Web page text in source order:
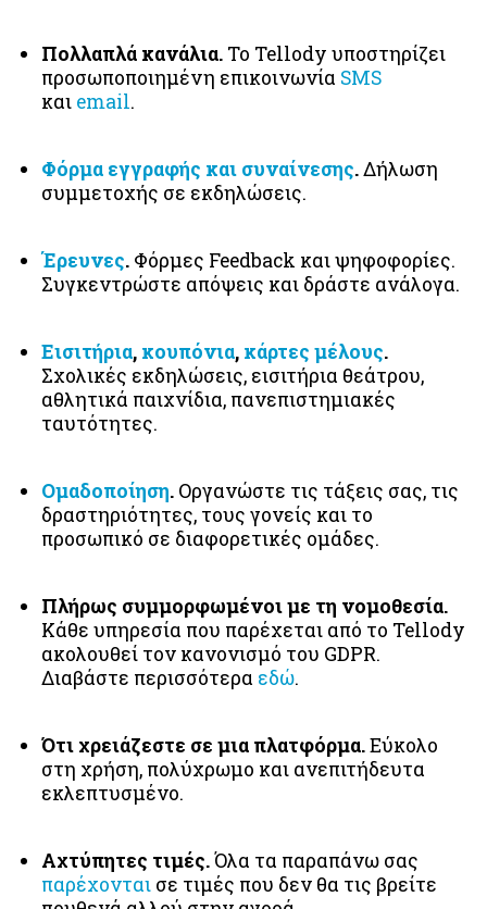
Πολλαπλά κανάλια. Το Tellody υποστηρίζει
προσωποποιημένη επικοινωνία SMS
και email.
Φόρμα εγγραφής και συναίνεσης.Δήλωση
συμμετοχής σε εκδηλώσεις.
Έρευνες. Φόρμες Feedback και ψηφοφορίες.
Συγκεντρώστε απόψεις και δράστε ανάλογα.
Εισιτήρια, κουπόνια, κάρτες μέλους.
Σχολικές εκδηλώσεις, εισιτήρια θεάτρου,
αθλητικά παιχνίδια, πανεπιστημιακές
ταυτότητες.
Ομαδοποίηση. Οργανώστε τις τάξεις σας, τις
δραστηριότητες, τους γονείς και το
προσωπικό σε διαφορετικές ομάδες.
Πλήρως συμμορφωμένοι με τη νομοθεσία.
Κάθε υπηρεσία που παρέχεται από το Tellody
ακολουθεί τον κανονισμό του GDPR.
Διαβάστε περισσότερα εδώ.
Ότι χρειάζεστε σε μια πλατφόρμα.Εύκολο
στη χρήση, πολύχρωμο και ανεπιτήδευτα
εκλεπτυσμένο.
Αχτύπητες τιμές.Όλα τα παραπάνω σας
παρέχονται σε τιμές που δεν θα τις βρείτε